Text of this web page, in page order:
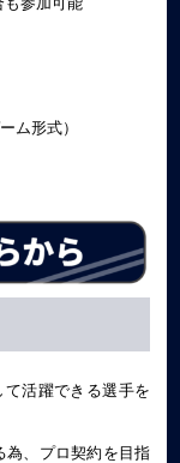
ム形式）
活躍できる選手を
為、プロ契約を目指